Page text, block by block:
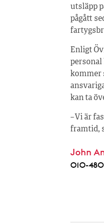
utsläpp
pågått
Enligt
personal
kommer
kan ta
– Vi är
framtid,
John
010-